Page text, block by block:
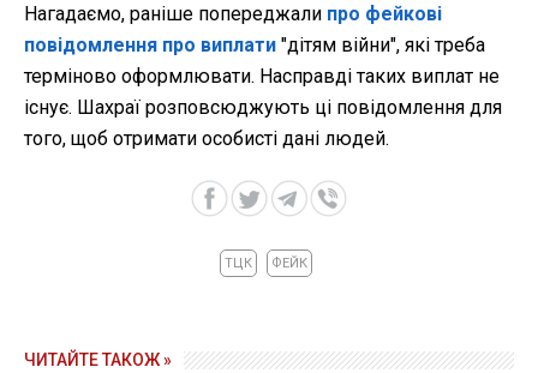
Нагадаємо, раніше попереджали про фейкові
повідомлення про виплати "дітям війни", які треба
терміново оформлювати. Насправді таких виплат не
існує. Шахраї розповсюджують ці повідомлення для
того, щоб отримати особисті дані людей.
ТЦК ФЕЙК
ЧИТАЙТЕ ТАКОЖ »